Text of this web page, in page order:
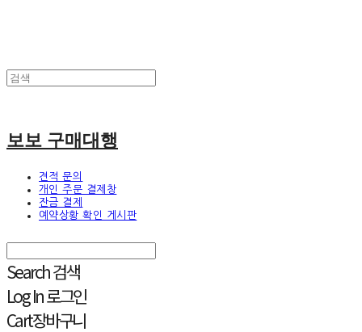
보보 구매대행
견적 문의
개인 주문 결제창
잔금 결제
예약상황 확인 게시판
Search검색
Log In로그인
Cart장바구니